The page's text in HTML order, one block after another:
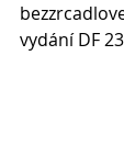
vydání DF